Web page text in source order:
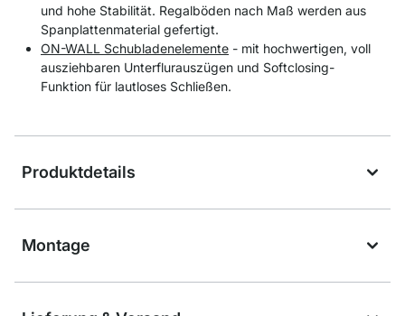
und hohe Stabilität. Regalböden nach Maß werden aus
Spanplattenmaterial gefertigt.
ON-WALL Schubladenelemente - mit hochwertigen, voll
ausziehbaren Unterflurauszügen und Softclosing-
Funktion für lautloses Schließen.
Produktdetails
Montage